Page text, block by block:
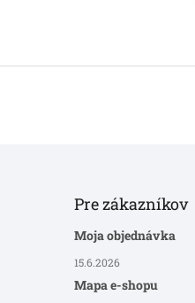
Pre zákazníkov
Moja objednávka
15.6.2026
Mapa e-shopu